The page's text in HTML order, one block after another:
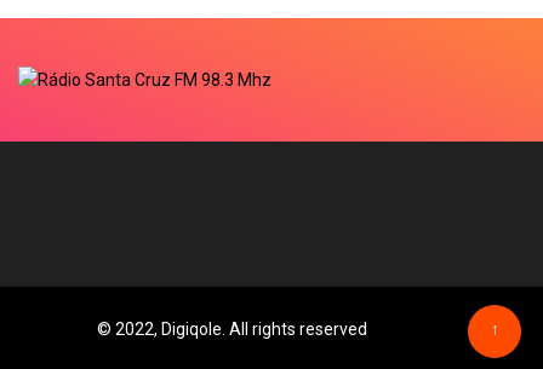
© 2022, Digiqole. All rights reserved ↑